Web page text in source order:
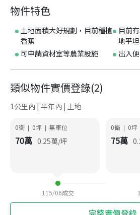
物件特色
土地面積大好規劃，目前種植
香蕉
目前
地平坦
可申請資材室等農業設施
出入
類似物件實價登錄(2)
1公里內 | 半年內 | 土地
0衛 | 0坪 | 無車位
70萬 0.25萬/坪
115/06成交
0衛 | 0坪
75萬